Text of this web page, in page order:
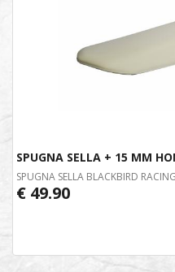
SPUGNA SELLA + 15 MM
SPUGNA SELLA BLACKBIRD
€ 49.90